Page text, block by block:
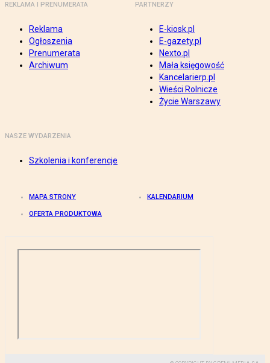
REKLAMA I PRENUMERATA
Reklama
Ogłoszenia
Prenumerata
Archiwum
PARTNERZY
E-kiosk.pl
E-gazety.pl
Nexto.pl
Mała księgowość
Kancelarierp.pl
Wieści Rolnicze
Życie Warszawy
NASZE WYDARZENIA
Szkolenia i konferencje
MAPA STRONY KALENDARIUM
OFERTA PRODUKTOWA